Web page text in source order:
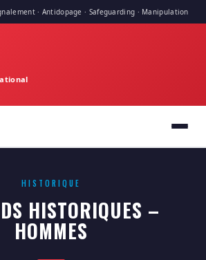
· Antidopage · Safeguarding · Manipulation
HISTORIQUE
HISTORIQUES –
HOMMES